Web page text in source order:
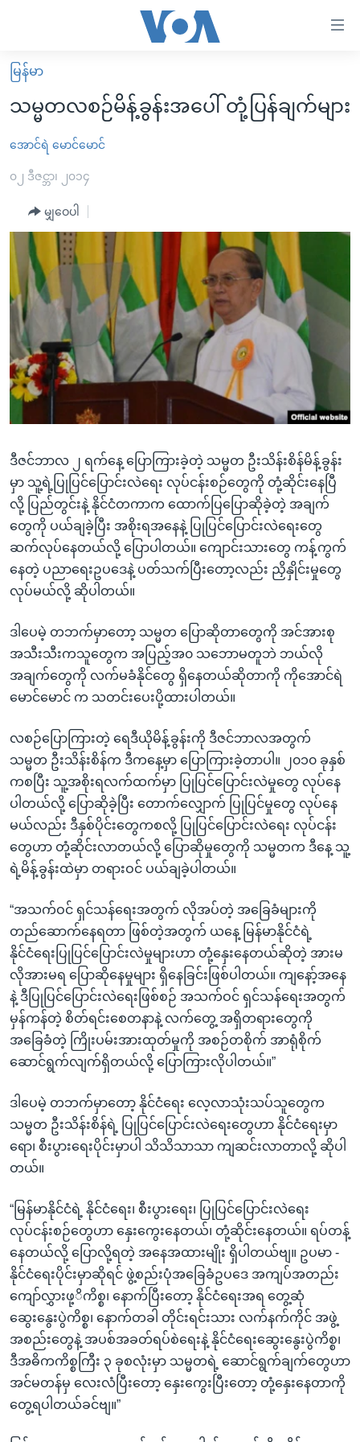
လွယ်ကူ
စေ
သည့်
များ
အကြောင်းအရာ
ကျော်
ကြည့်
ပင်မ
အ
ညွန်း
ကျော်
ရန်
ရှာဖွေ
ကျော်
ရန်
မူလစာမျက်နှာ
မြန်မာ
ကမ္ဘာ့သတင်းများ
နိုင်ငံတကာ
တရုတ်
အစ္စရေး-ပါလက်စတိုင်း
ဗွီဒီယို
ရပ်ဝန်းတခု လမ်းတခု အလွန်
အင်္ဂလိပ်စာလေ့လာမယ်
အမေရိကန်သုံးအီဒီယံ
မကြေးမုံရဲ့ အင်္ဂလိပ်စာ
ရုပ်ရှင်ထဲက အင်္ဂလိပ်စာ
သုတပဒေသာ အင်္ဂလိပ်စာ
အပတ်စဉ်ကဏ္ဍများ
ရေဒီယို
တီဗွီ
ရေဒီယိုနှင့်ရုပ်သံ အချက်အလက်များ
ရေဒီယို/တီဗွီအစီအစဉ်
Learning English
ဘာသာစကားများ
မြန်မာ
သမ္မတလစဉ်မိန့်ခွန်းအပေါ် တုံ့ပြန်ချက်များ
အောင်ရဲ မောင်မောင်
၀၂ ဒီဇင္ဘာ၊ ၂၀၁၄
မျှဝေပါ
ဒီဇင်ဘာလ ၂ ရက်နေ့ ပြောကြားခဲ့တဲ့ သမ္မတ ဦးသိန်းစိန်မိန့်ခွန်း
မှာ သူ့ရဲ့ပြုပြင်ပြောင်းလဲရေး လုပ်ငန်းစဉ်တွေကို တုံ့ဆိုင်းနေပြီ
လို့ ပြည်တွင်းနဲ့ နိုင်ငံတကာက ထောက်ပြပြောဆိုခဲ့တဲ့ အချက်
တွေကို ပယ်ချခဲ့ပြီး အစိုးရအနေနဲ့ ပြုပြင်ပြောင်းလဲရေးတွေ
ဆက်လုပ်နေတယ်လို့ ပြောပါတယ်။ ကျောင်းသားတွေ ကန့်ကွက်
နေတဲ့ ပညာရေးဥပဒေနဲ့ ပတ်သက်ပြီးတော့လည်း ညှိနှိုင်းမှုတွေ
လုပ်မယ်လို့ ဆိုပါတယ်။
ဒါပေမဲ့ တဘက်မှာတော့ သမ္မတ ပြောဆိုတာတွေကို အင်အားစု
အသီးသီးကသူတွေက အပြည့်အ၀ သဘောမတူဘဲ ဘယ်လို
အချက်တွေကို လက်မခံနိုင်တွေ ရှိနေတယ်ဆိုတာကို ကိုအောင်ရဲ
မောင်မောင် က သတင်းပေးပို့ထားပါတယ်။
လစဉ်ပြောကြားတဲ့ ရေဒီယိုမိန့်ခွန်းကို ဒီဇင်ဘာလအတွက်
သမ္မတ ဦးသိန်းစိန်က ဒီကနေ့မှာ ပြောကြားခဲ့တာပါ။ ၂၀၁၀ ခုနှစ်
ကစပြီး သူ့အစိုးရလက်ထက်မှာ ပြုပြင်ပြောင်းလဲမှုတွေ လုပ်နေ
ပါတယ်လို့ ပြောဆိုခဲ့ပြီး တောက်လျှောက် ပြုပြင်မှုတွေ လုပ်နေ
မယ်လည်း ဒီနှစ်ပိုင်းတွေကစလို့ ပြုပြင်ပြောင်းလဲရေး လုပ်ငန်း
တွေဟာ တုံ့ဆိုင်းလာတယ်လို့ ပြောဆိုမှုတွေကို သမ္မတက ဒီနေ့ သူ့
ရဲ့မိန့်ခွန်းထဲမှာ တရားဝင် ပယ်ချခဲ့ပါတယ်။
“အသက်ဝင် ရှင်သန်ရေးအတွက် လိုအပ်တဲ့ အခြေခံများကို
တည်ဆောက်နေရတာ ဖြစ်တဲ့အတွက် ယနေ့ မြန်မာနိုင်ငံရဲ့
နိုင်ငံရေးပြုပြင်ပြောင်းလဲမှုများဟာ တုံ့နှေးနေတယ်ဆိုတဲ့ အားမ
လိုအားမရ ပြောဆိုနေမှုများ ရှိနေခြင်းဖြစ်ပါတယ်။ ကျနော့်အနေ
နဲ့ ဒီပြုပြင်ပြောင်းလဲရေးဖြစ်စဉ် အသက်ဝင် ရှင်သန်ရေးအတွက်
မှန်ကန်တဲ့ စိတ်ရင်းစေတနာနဲ့ လက်တွေ့ အရှိတရားတွေကို
အခြေခံတဲ့ ကြိုးပမ်းအားထုတ်မှုကို အစဉ်တစိုက် အာရုံစိုက်
ဆောင်ရွက်လျက်ရှိတယ်လို့ ပြောကြားလိုပါတယ်။”
ဒါပေမဲ့ တဘက်မှာတော့ နိုင်ငံရေး လေ့လာသုံးသပ်သူတွေက
သမ္မတ ဦးသိန်းစိန်ရဲ့ ပြုပြင်ပြောင်းလဲရေးတွေဟာ နိုင်ငံရေးမှာ
ရော၊ စီးပွားရေးပိုင်းမှာပါ သိသိသာသာ ကျဆင်းလာတာလို့ ဆိုပါ
တယ်။
“မြန်မာနိုင်ငံရဲ့ နိုင်ငံရေး၊ စီးပွားရေး၊ ပြုပြင်ပြောင်းလဲရေး
လုပ်ငန်းစဉ်တွေဟာ နှေးကွေးနေတယ်၊ တုံ့ဆိုင်းနေတယ်။ ရပ်တန့်
နေတယ်လို့ ပြောလို့ရတဲ့ အနေအထားမျိုး ရှိပါတယ်ဗျ။ ဥပမာ -
နိုင်ငံရေးပိုင်းမှာဆိုရင် ဖွဲ့စည်းပုံအခြေခံဥပဒေ အကျပ်အတည်း
ကျော်လွှားဖု့ိကိစ္စ၊ နောက်ပြီးတော့ နိုင်ငံရေးအရ တွေ့ဆုံ
ဆွေးနွေးပွဲကိစ္စ၊ နောက်တခါ တိုင်းရင်းသား လက်နက်ကိုင် အဖွဲ့
အစည်းတွေနဲ့ အပစ်အခတ်ရပ်စဲရေးနဲ့ နိုင်ငံရေးဆွေးနွေးပွဲကိစ္စ၊
ဒီအဓိကကိစ္စကြီး ၃ ခုစလုံးမှာ သမ္မတရဲ့ ဆောင်ရွက်ချက်တွေဟာ
အင်မတန်မှ လေးလံပြီးတော့ နှေးကွေးပြီးတော့ တုံ့နှေးနေတာကို
တွေ့ရပါတယ်ခင်ဗျ။”